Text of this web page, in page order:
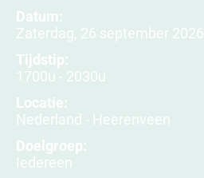
Datum:
Zaterdag, 26 september 2026
Tijdstip:
1700u - 2030u
Locatie:
Nederland - Heerenveen
Doelgroep:
Iedereen